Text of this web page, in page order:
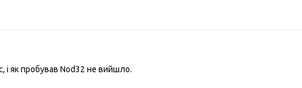
і як пробував Nod32 не вийшло.